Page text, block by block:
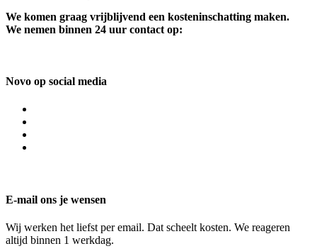
We komen graag vrijblijvend een kosteninschatting maken.
We nemen binnen 24 uur contact op:
Novo op social media
E-mail ons je wensen
Wij werken het liefst per email. Dat scheelt kosten. We reageren
altijd binnen 1 werkdag.